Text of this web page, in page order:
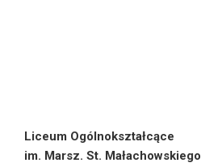
Liceum Ogólnokształcące
im. Marsz. St. Małachowskiego